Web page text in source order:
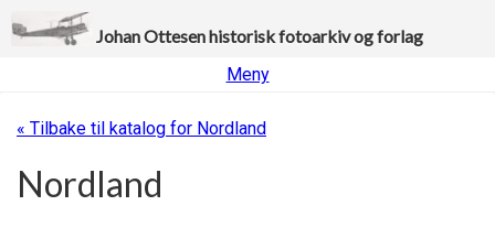
Johan Ottesen historisk fotoarkiv og forlag
Meny
« Tilbake til katalog for Nordland
Nordland